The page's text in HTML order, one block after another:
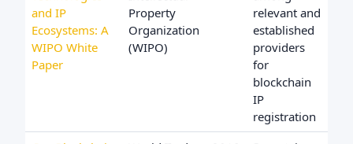
and IP
Ecosystems: A
WIPO White
Paper
Property
Organization
(WIPO)
relevant and
established
providers
for
blockchain
IP
registration